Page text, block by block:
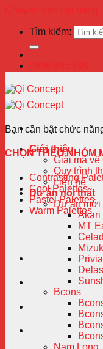
Tìm kiếm:
Giới thiệu
Giải mã về
Quy trình
Liên hệ
Dự án nội thất
Dự án mới
Akari
MT
Bcons
Nam Long
Bạn cần bật chức
CHỌN THEO NHÓM
Contrasting
Cool Palettes
Pastel Palettes
Warm Palettes